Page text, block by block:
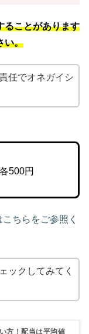
ることがあります
い。
任でオネガイシ
500円
ちらをご参照く
ックしてみてく
方！配当は平均値